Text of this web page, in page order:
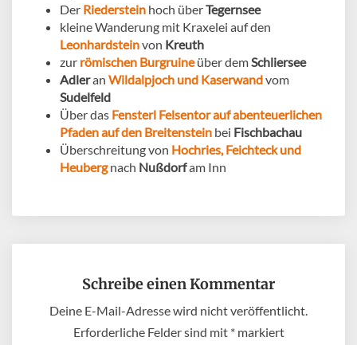
Der Riederstein hoch überTegernsee
kleine Wanderung mit Kraxelei auf den
Leonhardsteinvon Kreuth
zur römischen Burgruineüber dem Schliersee
Adleran Wildalpjoch und Kaserwandvom
Sudelfeld
Über das Fensterl Felsentor auf abenteuerlichen
Pfaden auf den Breitenstein bei Fischbachau
Überschreitung von Hochries, Feichteck und
Heubergnach Nußdorfam Inn
Schreibe einen Kommentar
Deine E-Mail-Adresse wird nicht veröffentlicht.
Erforderliche Felder sind mit *markiert